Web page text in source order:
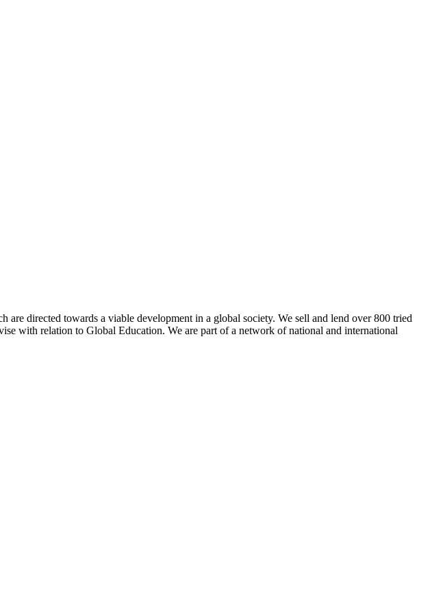
directed towards a viable development in a global society. We sell and lend over 800 tried
with relation to Global Education. We are part of a network of national and international